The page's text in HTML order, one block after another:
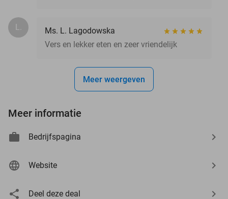
L.
Ms. L. Lagodowska
Vers en lekker eten en zeer vriendelijk
Meer weergeven
Meer informatie
Bedrijfspagina
Website
Deel deze deal